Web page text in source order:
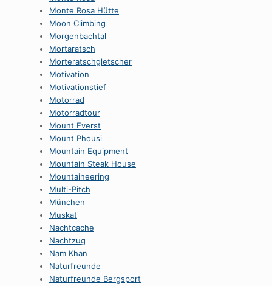
Monte Rosa Hütte
Moon Climbing
Morgenbachtal
Mortaratsch
Morteratschgletscher
Motivation
Motivationstief
Motorrad
Motorradtour
Mount Everst
Mount Phousi
Mountain Equipment
Mountain Steak House
Mountaineering
Multi-Pitch
München
Muskat
Nachtcache
Nachtzug
Nam Khan
Naturfreunde
Naturfreunde Bergsport